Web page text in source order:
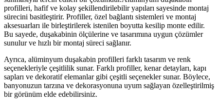
profilleri, hafif ve kolay şekillendirilebilir yapıları sayesinde montaj
sürecini basitleştirir. Profiller, özel bağlantı sistemleri ve montaj
aksesuarları ile birleştirilerek istenilen boyutta kesilip monte edilir.
Bu sayede, duşakabinin ölçülerine ve tasarımına uygun çözümler
sunulur ve hızlı bir montaj süreci sağlanır.
Ayrıca, alüminyum duşakabin profilleri farklı tasarım ve renk
seçenekleriyle çeşitlilik sunar. Farklı profiller, kenar detayları, kapı
sapları ve dekoratif elemanlar gibi çeşitli seçenekler sunar. Böylece,
banyonuzun tarzına ve dekorasyonuna uyum sağlayan özelleştirilmiş
bir görünüm elde edebilirsiniz.